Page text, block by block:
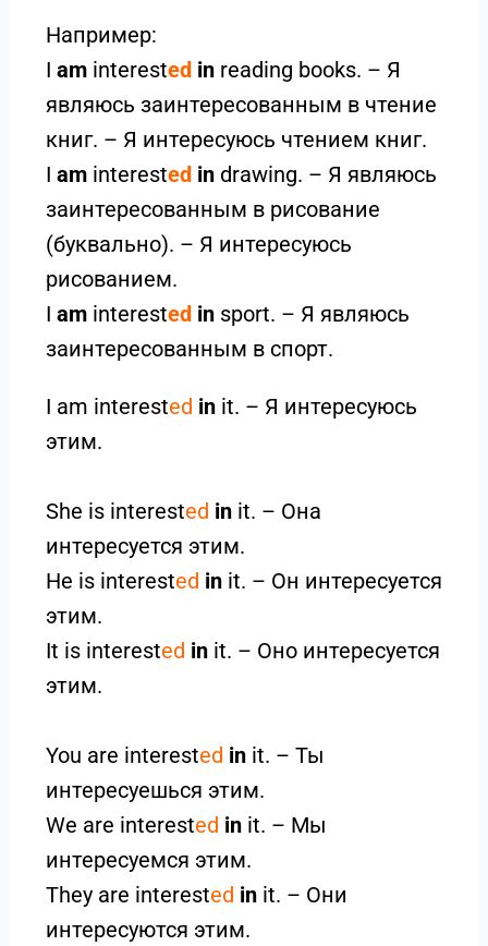
Например:
I am interested in reading books. – Я
являюсь заинтересованным в чтение
книг. – Я интересуюсь чтением книг.
I am interested in drawing. – Я являюсь
заинтересованным в рисование
(буквально). – Я интересуюсь
рисованием.
I am interested in sport. – Я являюсь
заинтересованным в спорт.
I am interested in it. – Я интересуюсь
этим.
She is interested in it. – Она
интересуется этим.
He is interested in it. – Он интересуется
этим.
It is interested in it. – Оно интересуется
этим.
You are interested in it. – Ты
интересуешься этим.
We are interested in it. – Мы
интересуемся этим.
They are interested in it. – Они
интересуются этим.